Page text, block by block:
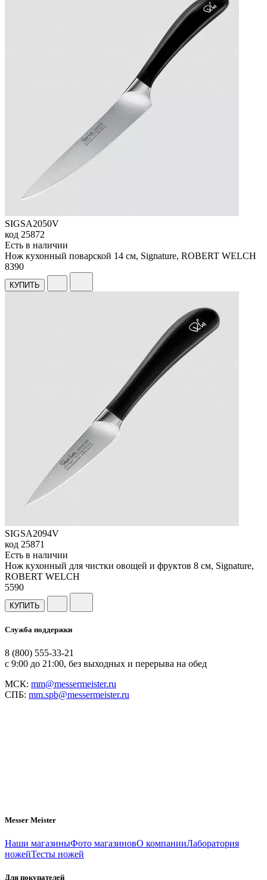
SIGSA2050V
код 25872
Есть в наличии
Нож кухонный поварской 14 см, Signature, ROBERT WELCH
8390
КУПИТЬ
SIGSA2094V
код 25871
Есть в наличии
Нож кухонный для чистки овощей и фруктов 8 см, Signature,
ROBERT WELCH
5590
КУПИТЬ
Служба поддержки
8 (800) 555-33-21
с 9:00 до 21:00, без выходных и перерыва на обед
МСК: mm@messermeister.ru
СПБ: mm.spb@messermeister.ru
Messer Meister
Наши магазиныФото магазиновО компанииЛаборатория
ножейТесты ножей
Для покупателей